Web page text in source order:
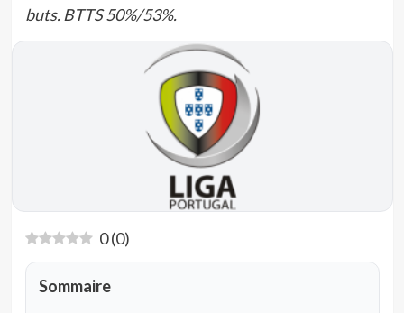
buts. BTTS 50%/53%.
0(0)
Sommaire